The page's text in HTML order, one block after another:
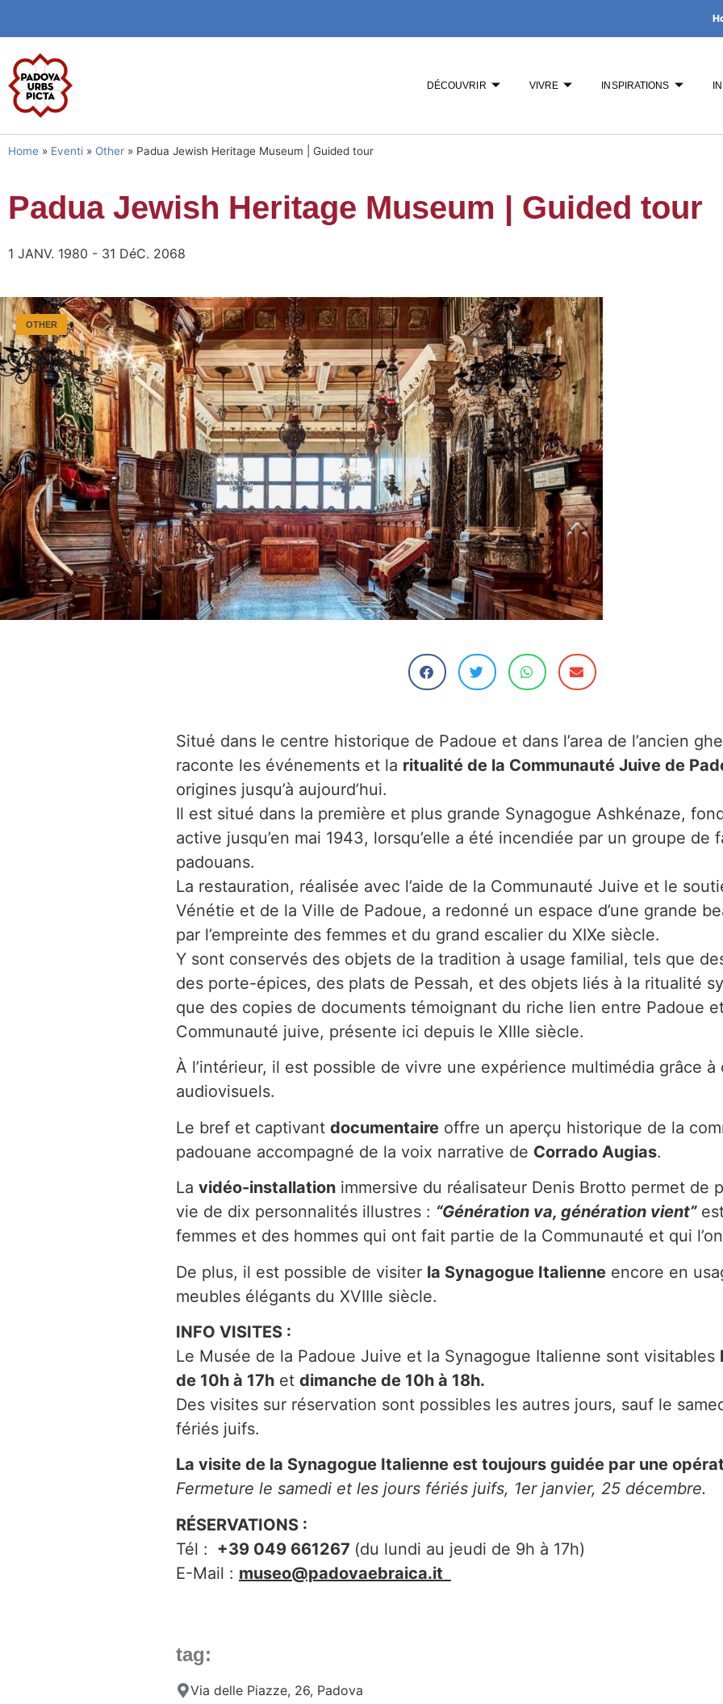
DÉCOUVRIR VIVRE INSPIRATIONS
Home » Eventi » Other » Padua Jewish Heritage Museum | Guided tour
Padua Jewish Heritage Museum | Guided tour
1 JANV. 1980 - 31 DéC. 2068
OTHER
Situé dans le centre historique de Padoue et dans l’area de l’ancien
raconte les événements et la ritualité de la Communauté Juive de
origines jusqu’à aujourd’hui.
Il est situé dans la première et plus grande Synagogue Ashkénaze,
active jusqu’en mai 1943, lorsqu’elle a été incendiée par un groupe de
padouans.
La restauration, réalisée avec l’aide de la Communauté Juive et le
Vénétie et de la Ville de Padoue, a redonné un espace d’une grande
par l’empreinte des femmes et du grand escalier du XIXe siècle.
Y sont conservés des objets de la tradition à usage familial, tels que
des porte-épices, des plats de Pessah, et des objets liés à la ritualité
que des copies de documents témoignant du riche lien entre Padoue
Communauté juive, présente ici depuis le XIIIe siècle.
À l’intérieur, il est possible de vivre une expérience multimédia grâce
audiovisuels.
Le bref et captivant documentaire offre un aperçu historique de la
padouane accompagné de la voix narrative de Corrado Augias.
La vidéo-installation immersive du réalisateur Denis Brotto permet de
vie de dix personnalités illustres : “Génération va, génération vient”
femmes et des hommes qui ont fait partie de la Communauté et qui
De plus, il est possible de visiter la Synagogue Italienne encore en
meubles élégants du XVIIIe siècle.
INFO VISITES :
Le Musée de la Padoue Juive et la Synagogue Italienne sont visitables
de 10h à 17h et dimanche de 10h à 18h.
Des visites sur réservation sont possibles les autres jours, sauf le
fériés juifs.
La visite de la Synagogue Italienne est toujours guidée par une
Fermeture le samedi et les jours fériés juifs, 1er janvier, 25 décembre.
RÉSERVATIONS :
Tél : +39 049 661267 (du lundi au jeudi de 9h à 17h)
E-Mail : museo@padovaebraica.it
tag:
Via delle Piazze, 26, Padova